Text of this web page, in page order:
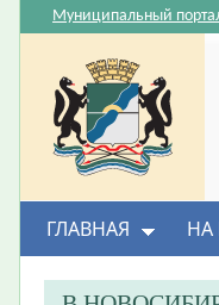
Муниципальный
ГЛАВНАЯ НА